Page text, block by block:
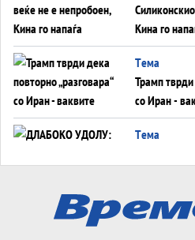
Кина го
монопол на
Tема
Трамп тврди
со Иран -
од
Tема
Tема